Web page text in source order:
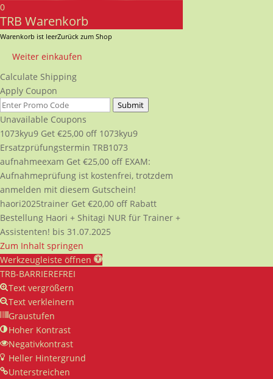
0
TRB Warenkorb
Warenkorb ist leerZurück zum Shop
Weiter einkaufen
Calculate Shipping
Apply Coupon
Submit
Unavailable Coupons
1073kyu9 Get €25,00 off 1073kyu9
Ersatzprüfungstermin TRB1073
aufnahmeexam Get €25,00 off EXAM:
Aufnahmeprüfung ist kostenfrei, trotzdem
anmelden mit diesem Gutschein!
haori2025trainer Get €20,00 off Rabatt
Bestellung Haori + Shitagi NUR für Trainer +
Assistenten! bis 31.07.2025
Zum Inhalt springen
Werkzeugleiste öffnen
TRB-BARRIEREFREI
Text vergrößern
Text verkleinern
Graustufen
Hoher Kontrast
Negativkontrast
Heller Hintergrund
Unterstreichen